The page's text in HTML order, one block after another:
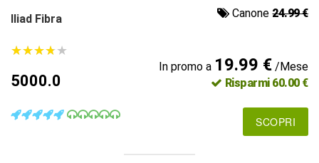
Iliad Fibra Canone24.99 €
★★★★★
★★★★★
5000.0
In promo a 19.99 €/Mese
Risparmi 60.00 €
SCOPRI